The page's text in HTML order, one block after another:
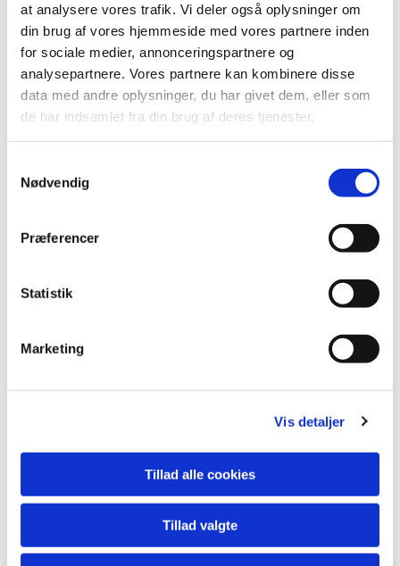
at analysere vores trafik. Vi deler også oplysninger om
din brug af vores hjemmeside med vores partnere inden
for sociale medier, annonceringspartnere og
analysepartnere. Vores partnere kan kombinere disse
data med andre oplysninger, du har givet dem, eller som
de har indsamlet fra din brug af deres tjenester.
Nødvendig
Præferencer
Statistik
Marketing
Vis detaljer
Tillad alle cookies
Tillad valgte
Pris: 30 kr. pr. deltager
Du vil måske også kunne lide...